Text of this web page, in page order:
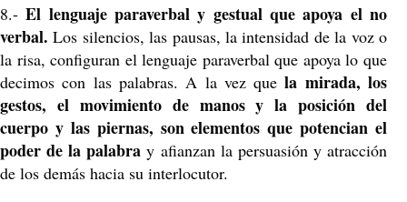
8.-El lenguaje paraverbal y gestual que apoya el no
verbal.Los silencios, las pausas, la intensidad de la voz o
la risa, configuran el lenguaje paraverbal que apoya lo que
decimos con las palabras. A la vez quela mirada, los
gestos, el movimiento de manos y la posición del
cuerpo y las piernas, son elementos que potencian el
poder de la palabra y afianzan la persuasión y atracción
de los demás hacia su interlocutor.